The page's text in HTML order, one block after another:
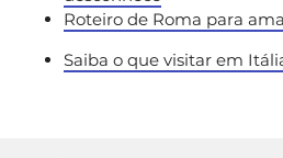
Roteiro de Roma para
Saiba o que visitar em